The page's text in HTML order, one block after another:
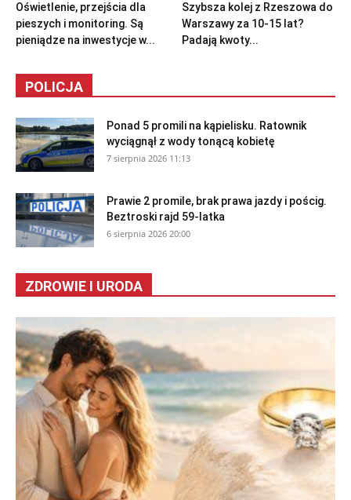
Oświetlenie, przejścia dla
pieszych i monitoring. Są
pieniądze na inwestycje w...
Szybsza kolej z Rzeszowa do
Warszawy za 10-15 lat?
Padają kwoty...
POLICJA
Ponad 5 promili na kąpielisku. Ratownik
wyciągnął z wody tonącą kobietę
7 sierpnia 2026 11:13
Prawie 2 promile, brak prawa jazdy i pościg.
Beztroski rajd 59-latka
6 sierpnia 2026 20:00
ZDROWIE I URODA